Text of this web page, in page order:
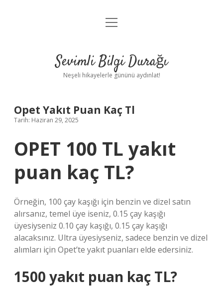
Anasayfa
Yasal Uyarı
menüyü
Sevimli Bilgi Durağı
Neşeli hikayelerle gününü aydınlat!
Opet Yakıt Puan Kaç Tl
Tarih: Haziran 29, 2025
OPET 100 TL yakıt
puan kaç TL?
Örneğin, 100 çay kaşığı için benzin ve dizel satın
alırsanız, temel üye iseniz, 0.15 çay kaşığı
üyesiyseniz 0.10 çay kaşığı, 0.15 çay kaşığı
alacaksınız. Ultra üyesiyseniz, sadece benzin ve dizel
alımları için Opet’te yakıt puanları elde edersiniz.
1500 yakıt puan kaç TL?